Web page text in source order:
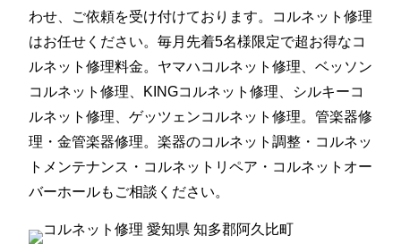
わせ、ご依頼を受け付けております。コルネット修理
はお任せください。毎月先着5名様限定で超お得なコ
ルネット修理料金。ヤマハコルネット修理、ベッソン
コルネット修理、KINGコルネット修理、シルキーコ
ルネット修理、ゲッツェンコルネット修理。管楽器修
理・金管楽器修理。楽器のコルネット調整・コルネッ
トメンテナンス・コルネットリペア・コルネットオー
バーホールもご相談ください。